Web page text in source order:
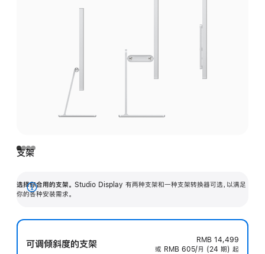
支架
选择你合用的支架。 Studio Display 有两种支架和一种支架转换器可选，以满足
你的各种安装需求。
展
可调倾斜度的支架
RMB 14,499
或 RMB 605/月 (24 期) 起